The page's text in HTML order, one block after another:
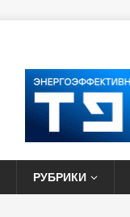
РУБРИКИ